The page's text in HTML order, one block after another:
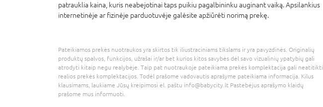
patrauklia kaina, kuris neabejotinai taps puikiu pagalbininku auginant vaiką. Apsilankius
internetinėje ar fizinėje parduotuvėje galėsite apžiūrėti norimą prekę.
Pateikiamos prekės nuotraukos yra skirtos tik iliustraciniams tikslams ir yra pavyzdinės. Originalių
produktų spalvos, funkcijos, užrašai ir/ar bet kurios kitos savybės dėl savo vizualinių ypatybių gali
atrodyti kitaip negu realybėje. Taip pat nuotraukoje pateikiama prekės komplektacija gali neatitikti
realios prekės komplektacijos. Todėl prašome vadovautis aprašyme pateikiama informacija. Kilus
klausimams, laukiame Jūsų kreipimosi el. paštu info@babycity.lt Pastebėjus aprašymo klaidų
prašome mus informuoti.